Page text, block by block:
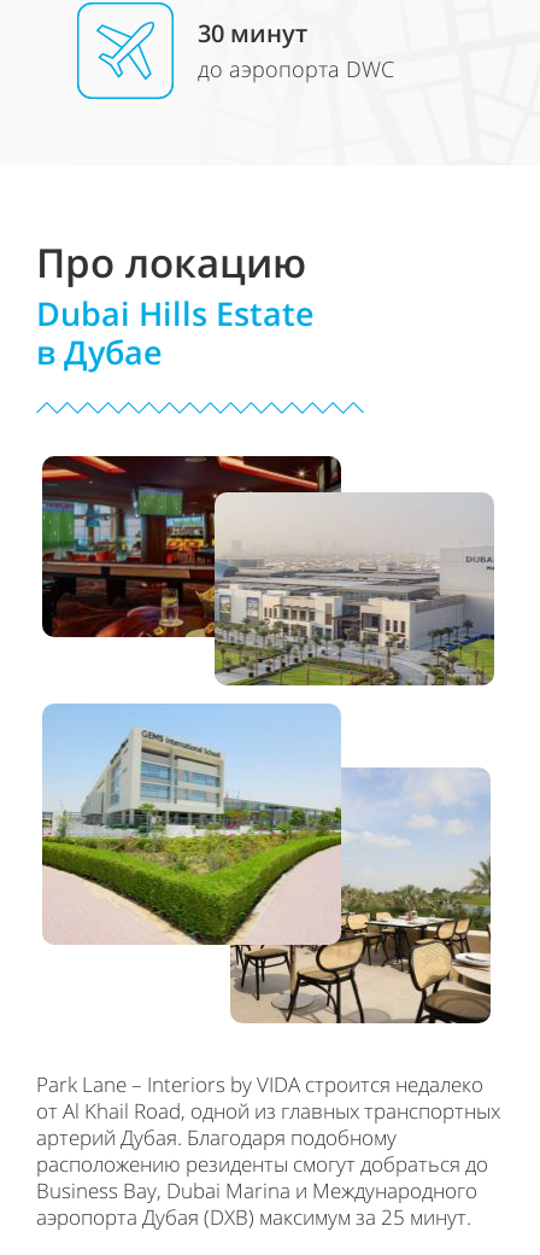
30 минут
до аэропорта DWC
Про локацию
Dubai Hills Estate
в Дубае
Park Lane – Interiors by VIDA строится недалеко
от Al Khail Road, одной из главных транспортных
артерий Дубая. Благодаря подобному
расположению резиденты смогут добраться до
Business Bay, Dubai Marina и Международного
аэропорта Дубая (DXB) максимум за 25 минут.